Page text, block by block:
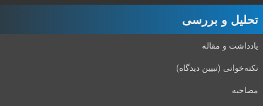
تحلیل و بررسی
یادداشت و مقاله
نکته‌خوانی (تبیین دیدگاه)
مصاحبه